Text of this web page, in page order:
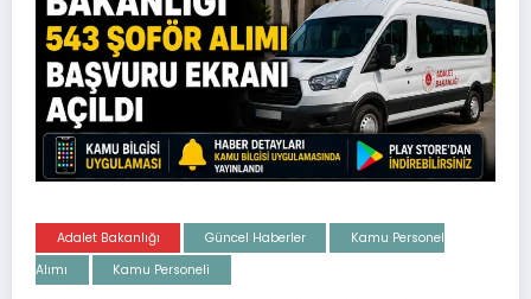
Adalet Bakanlığı Güncel Haberler
Kamu Personel
Alımı
Kamu Personeli